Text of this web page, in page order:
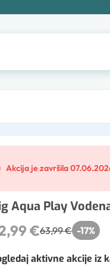
Akcija je završila
Aqua Play
€63,99 € -17%
aktivne akcije iz